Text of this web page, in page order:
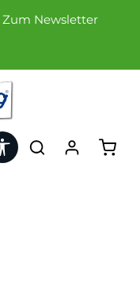
Zum Newsletter
Werkzeugleiste anzeigen